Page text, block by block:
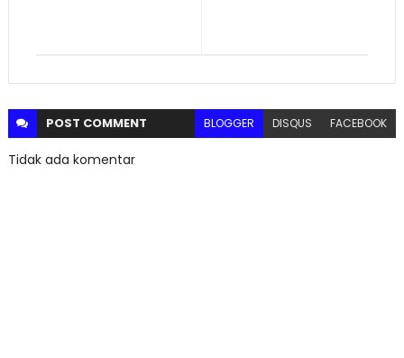
POST COMMENT BLOGGER DISQUS FACEBOOK
Tidak ada komentar